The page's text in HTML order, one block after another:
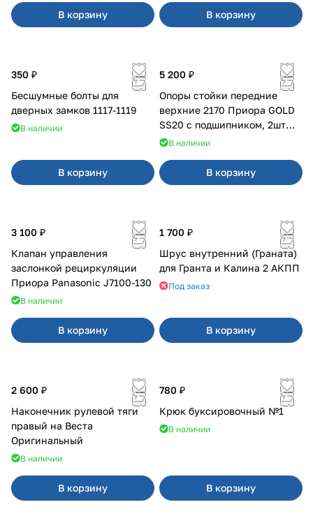
В корзину В корзину
350 ₽
Бесшумные болты для
дверных замков 1117-1119
В наличии
В корзину
5 200 ₽
Опоры стойки передние
верхние 2170 Приора GOLD
SS20 с подшипником, 2шт
10116
В наличии
В корзину
3 100 ₽
Клапан управления
заслонкой рециркуляции
Приора Panasonic J7100-130
В наличии
В корзину
1 700 ₽
Шрус внутренний (Граната)
для Гранта и Калина 2 АКПП
Под заказ
В корзину
2 600 ₽
Наконечник рулевой тяги
правый на Веста
Оригинальный
В наличии
В корзину
780 ₽
Крюк буксировочный №1
В наличии
В корзину